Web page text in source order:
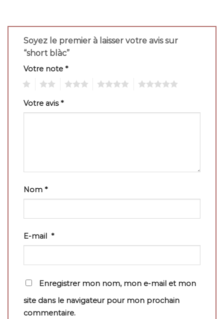
Soyez le premier à laisser votre avis sur
“short blàc”
Votre note *
Votre avis*
Nom *
E-mail *
Enregistrer mon nom, mon e-mail et mon
site dans le navigateur pour mon prochain
commentaire.